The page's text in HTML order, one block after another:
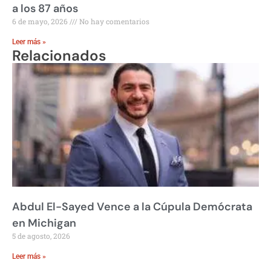
a los 87 años
6 de mayo, 2026 No hay comentarios
Leer más »
Relacionados
Abdul El-Sayed Vence a la Cúpula Demócrata
en Michigan
5 de agosto, 2026
Leer más »